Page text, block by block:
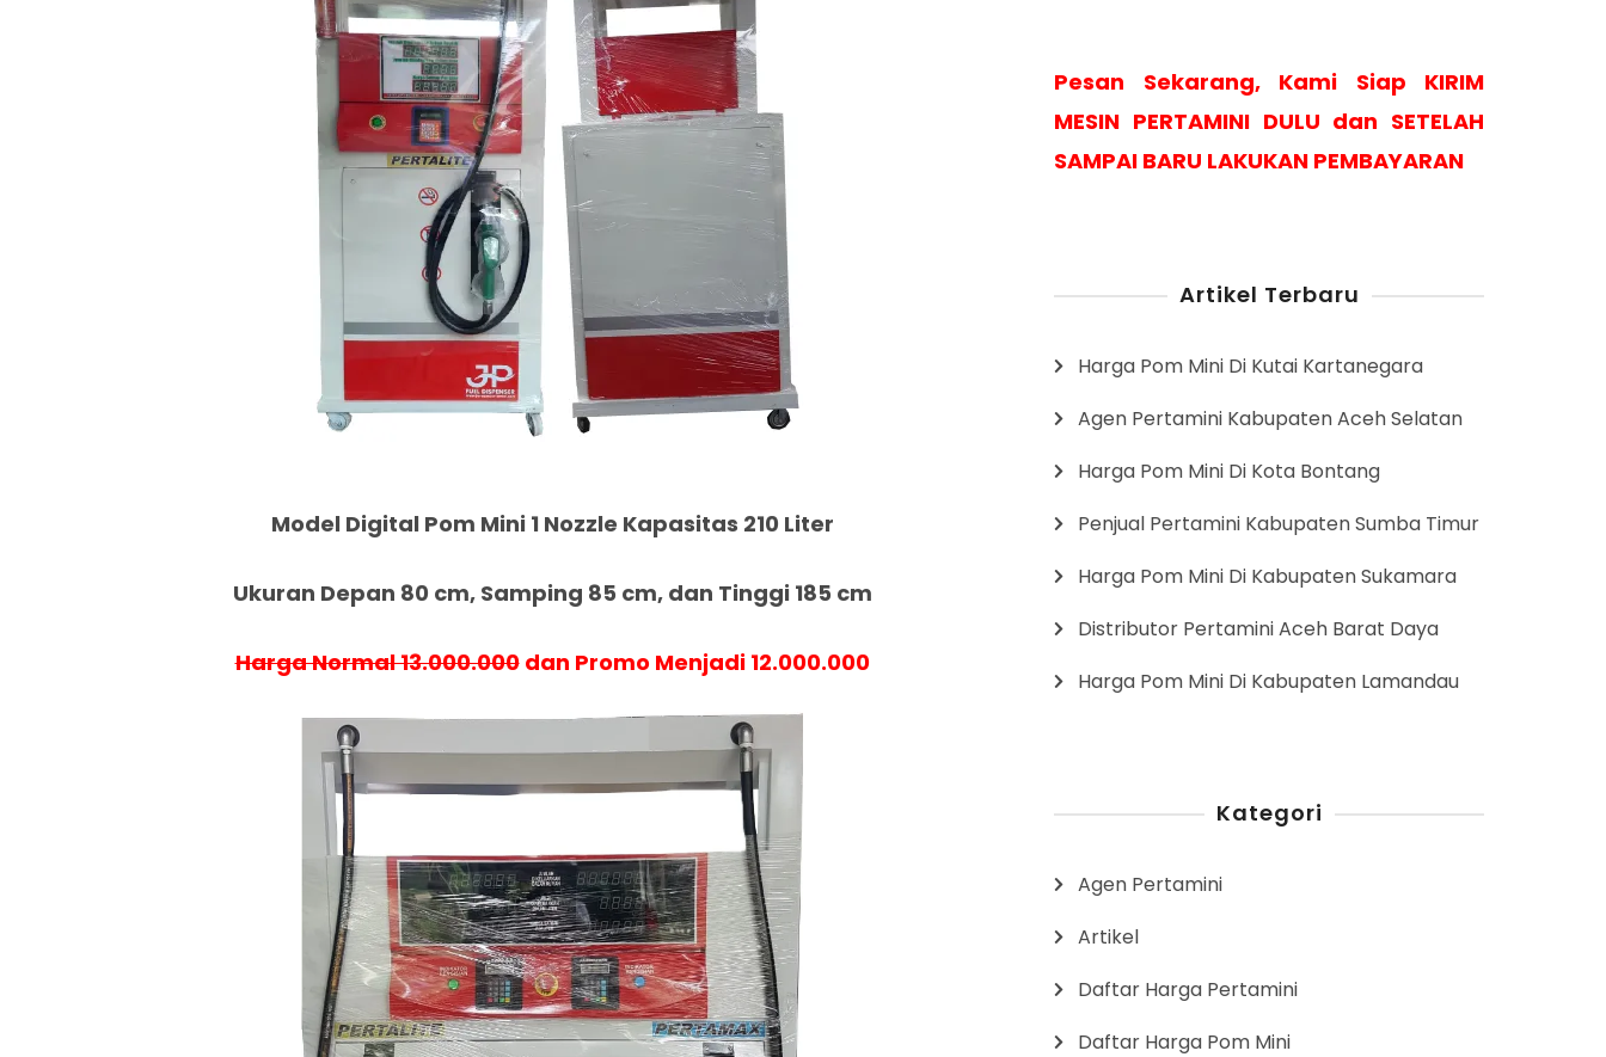
Model Digital Pom Mini 1 Nozzle Kapasitas 210 Liter
Ukuran Depan 80 cm, Samping 85 cm, dan Tinggi 185 cm
Harga Normal 13.000.000dan Promo Menjadi 12.000.000
Pesan Sekarang, Kami Siap KIRIM
MESIN PERTAMINI DULU dan SETELAH
SAMPAI BARU LAKUKAN PEMBAYARAN
Artikel Terbaru
Harga Pom Mini Di Kutai Kartanegara
Agen Pertamini Kabupaten Aceh Selatan
Harga Pom Mini Di Kota Bontang
Penjual Pertamini Kabupaten Sumba Timur
Harga Pom Mini Di Kabupaten Sukamara
Distributor Pertamini Aceh Barat Daya
Harga Pom Mini Di Kabupaten Lamandau
Kategori
Agen Pertamini
Artikel
Daftar Harga Pertamini
Daftar Harga Pom Mini